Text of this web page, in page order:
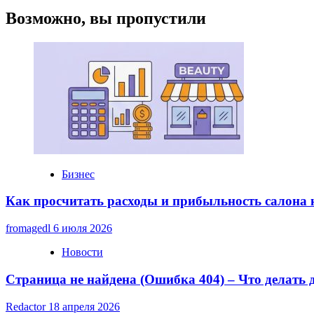
Возможно, вы пропустили
Бизнес
Как просчитать расходы и прибыльность салона
fromagedl 6 июля 2026
Новости
Страница не найдена (Ошибка 404) – Что делать
Redactor 18 апреля 2026